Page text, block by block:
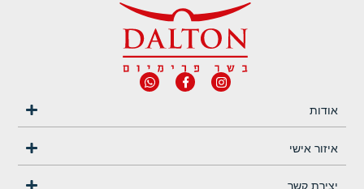
אודות
איזור אישי
יצירת קשר